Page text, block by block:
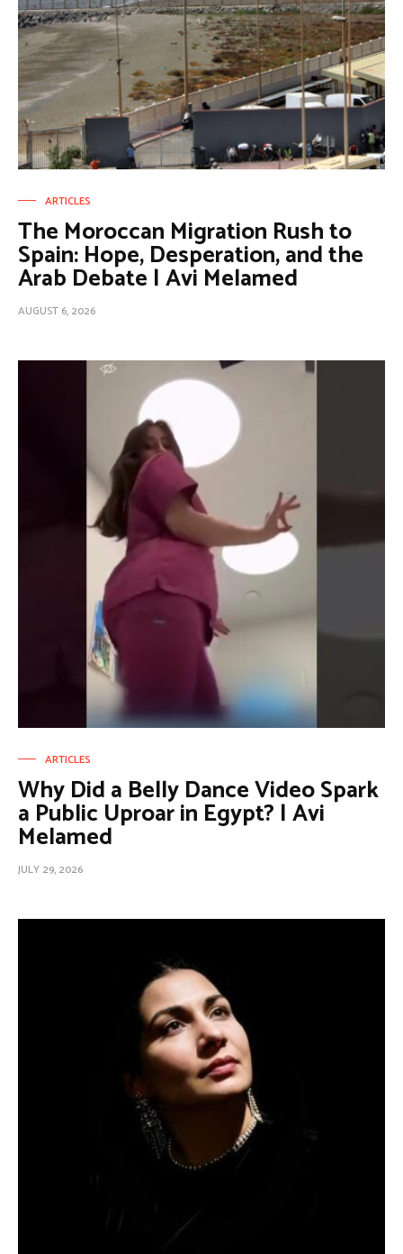
ARTICLES
The Moroccan Migration Rush to
Spain: Hope, Desperation, and the
Arab Debate | Avi Melamed
AUGUST 6, 2026
ARTICLES
Why Did a Belly Dance Video Spark
a Public Uproar in Egypt? | Avi
Melamed
JULY 29, 2026